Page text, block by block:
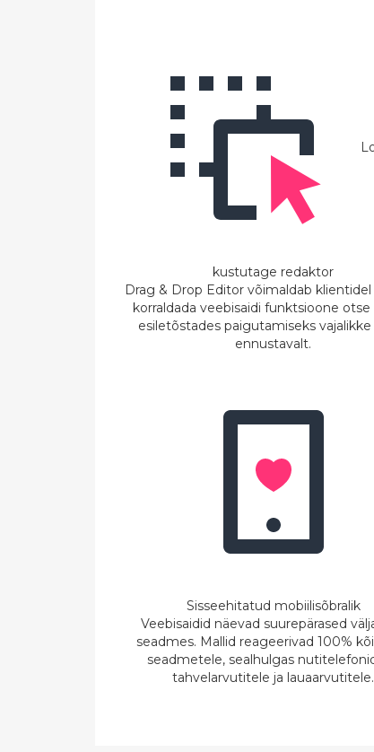
kustutage redaktor
Drag & Drop Editor võimaldab klientidel
korraldada veebisaidi funktsioone otse
esiletõstades paigutamiseks vajalikke
ennustavalt.
Sisseehitatud mobiilisõbralik
Veebisaidid näevad suurepärased
seadmes. Mallid reageerivad 100%
seadmetele, sealhulgas
tahvelarvutitele ja lauaarvutitele.